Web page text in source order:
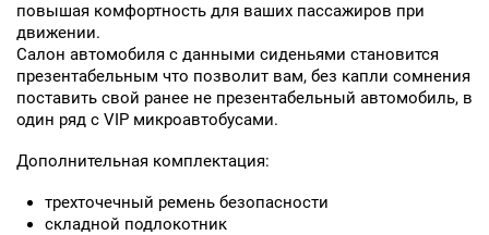
повышая комфортность для ваших пассажиров при
движении.
Салон автомобиля с данными сиденьями становится
презентабельным что позволит вам, без капли сомнения
поставить свой ранее не презентабельный автомобиль, в
один ряд с VIP микроавтобусами.
Дополнительная комплектация:
трехточечный ремень безопасности
складной подлокотник